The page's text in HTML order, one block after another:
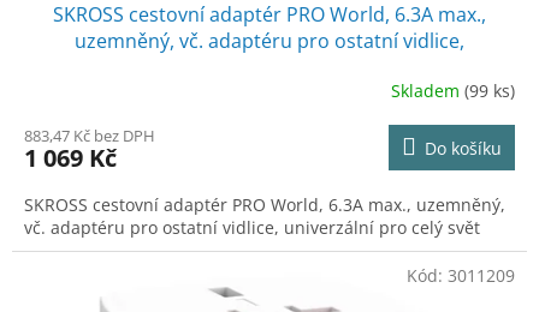
SKROSS cestovní adaptér PRO World, 6.3A max.,
uzemněný, vč. adaptéru pro ostatní vidlice,
Skladem (99 ks)
883,47 Kč bez DPH
1 069 Kč Do košíku
SKROSS cestovní adaptér PRO World, 6.3A max., uzemněný,
vč. adaptéru pro ostatní vidlice, univerzální pro celý svět
Kód: 3011209